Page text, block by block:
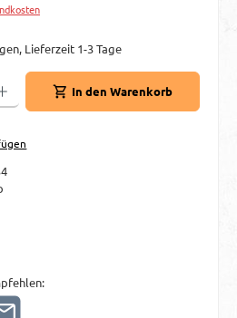
Lieferzeit 1-3 Tage
Wert ein oder benutze die Schaltflächen
In den Warenkorb